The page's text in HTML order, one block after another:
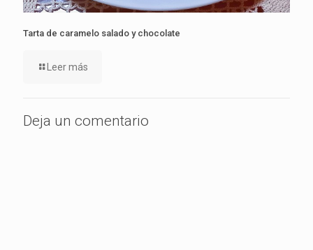
Tarta de caramelo salado y chocolate
Leer más
Deja un comentario